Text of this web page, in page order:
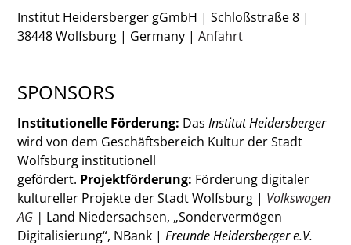
Institut Heidersberger gGmbH | Schloßstraße 8 |
38448 Wolfsburg | Germany |Anfahrt
SPONSORS
Institutionelle Förderung: Das Institut Heidersberger
wird von dem Geschäftsbereich Kultur der Stadt
Wolfsburg institutionell
gefördert. Projektförderung: Förderung digitaler
kultureller Projekte der Stadt Wolfsburg | Volkswagen
AG | Land Niedersachsen, „Sondervermögen
Digitalisierung“, NBank |Freunde Heidersberger e.V.